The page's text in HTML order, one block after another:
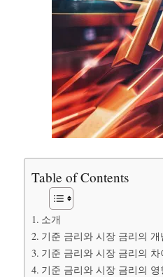
Table of Contents
소개
기준 금리와 시장 금리의 개
기준 금리와 시장 금리의 차
기준 금리와 시장 금리의 영